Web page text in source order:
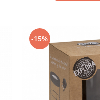
-15%